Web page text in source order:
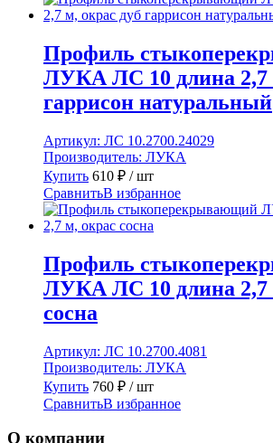
Профиль
ЛУКА ЛС 10 длина 2,7
гаррисон натуральный
Артикул: ЛС 10.2700.24029
Производитель: ЛУКА
Купить 610 ₽ / шт
СравнитьВ избранное
Профиль
ЛУКА ЛС 10 длина 2,7
сосна
Артикул: ЛС 10.2700.4081
Производитель: ЛУКА
Купить 760 ₽ / шт
СравнитьВ избранное
О компании